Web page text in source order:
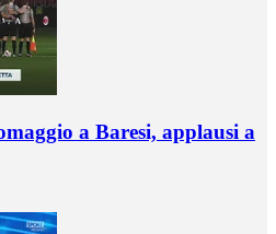
a Baresi, applausi a